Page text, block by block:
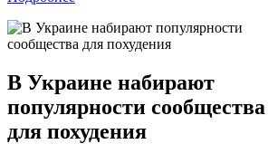
В Украине набирают
популярности сообщества
для похудения